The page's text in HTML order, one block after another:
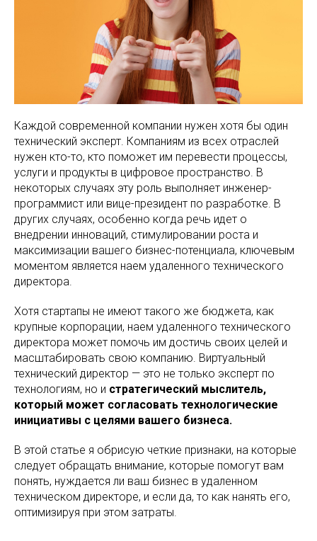
Каждой современной компании нужен хотя бы один
технический эксперт. Компаниям из всех отраслей
нужен кто-то, кто поможет им перевести процессы,
услуги и продукты в цифровое пространство. В
некоторых случаях эту роль выполняет инженер-
программист или вице-президент по разработке. В
других случаях, особенно когда речь идет о
внедрении инноваций, стимулировании роста и
максимизации вашего бизнес-потенциала, ключевым
моментом является наем удаленного технического
директора.
Хотя стартапы не имеют такого же бюджета, как
крупные корпорации, наем удаленного технического
директора может помочь им достичь своих целей и
масштабировать свою компанию. Виртуальный
технический директор — это не только эксперт по
технологиям, но и стратегический мыслитель,
который может согласовать технологические
инициативы с целями вашего бизнеса.
В этой статье я обрисую четкие признаки, на которые
следует обращать внимание, которые помогут вам
понять, нуждается ли ваш бизнес в удаленном
техническом директоре, и если да, то как нанять его,
оптимизируя при этом затраты.